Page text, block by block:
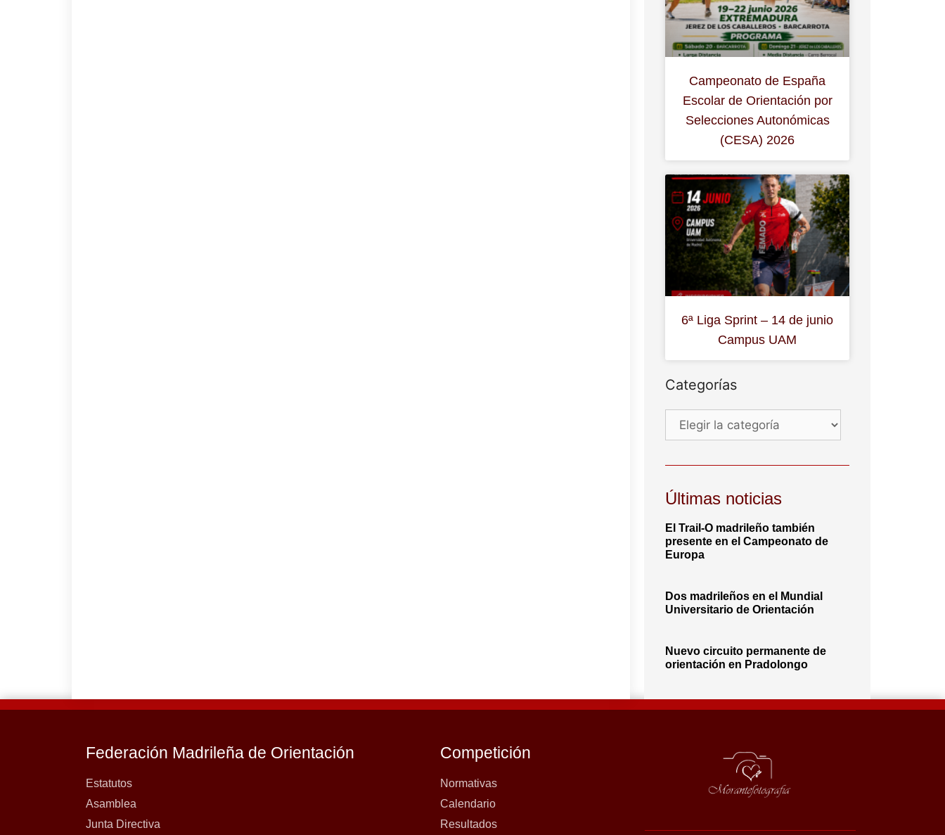
Campeonato de España
Escolar de Orientación por
Selecciones Autonómicas
(CESA) 2026
6ª Liga Sprint – 14 de junio
Campus UAM
Categorías
Últimas noticias
El Trail-O madrileño también
presente en el Campeonato de
Europa
Dos madrileños en el Mundial
Universitario de Orientación
Nuevo circuito permanente de
orientación en Pradolongo
Federación Madrileña de Orientación
Estatutos
Asamblea
Junta Directiva
Competición
Normativas
Calendario
Resultados